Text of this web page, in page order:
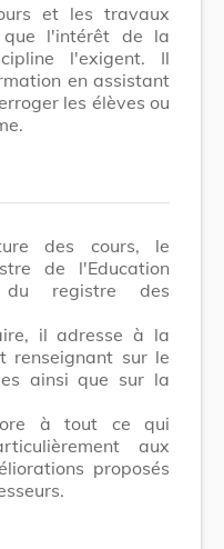
et les travaux
que l'intérêt de la
l'exigent. Il
en assistant
les élèves ou
des cours, le
de l'Education
registre des
il adresse à la
renseignant sur le
ainsi que sur la
à tout ce qui
aux
proposés